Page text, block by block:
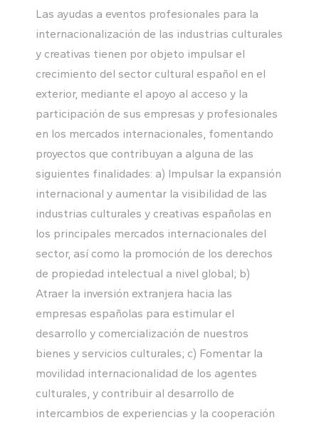
Las ayudas a eventos profesionales para la
internacionalización de las industrias culturales
y creativas tienen por objeto impulsar el
crecimiento del sector cultural español en el
exterior, mediante el apoyo al acceso y la
participación de sus empresas y profesionales
en los mercados internacionales, fomentando
proyectos que contribuyan a alguna de las
siguientes finalidades: a) Impulsar la expansión
internacional y aumentar la visibilidad de las
industrias culturales y creativas españolas en
los principales mercados internacionales del
sector, así como la promoción de los derechos
de propiedad intelectual a nivel global; b)
Atraer la inversión extranjera hacia las
empresas españolas para estimular el
desarrollo y comercialización de nuestros
bienes y servicios culturales; c) Fomentar la
movilidad internacionalidad de los agentes
culturales, y contribuir al desarrollo de
intercambios de experiencias y la cooperación